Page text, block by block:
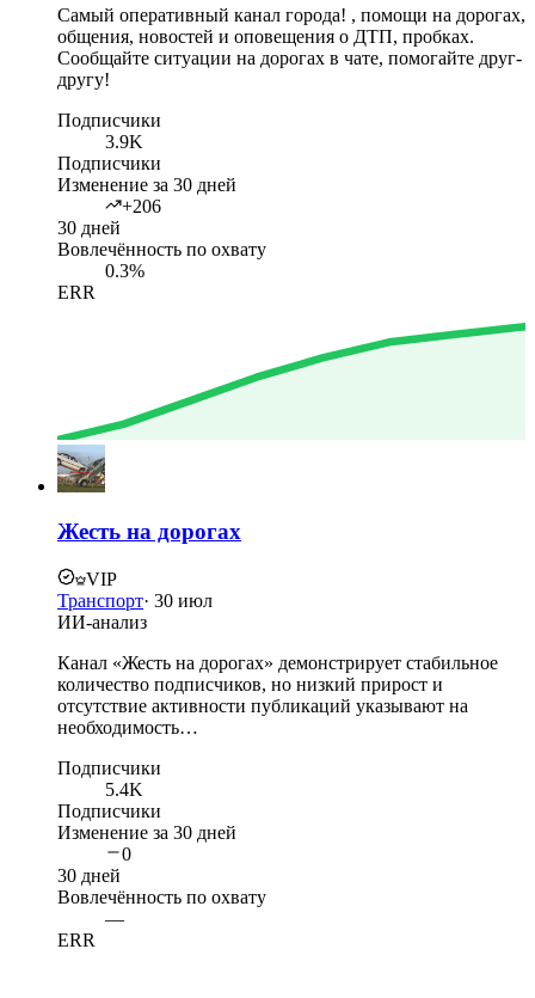
Самый оперативный канал города! , помощи на дорогах,
общения, новостей и оповещения о ДТП, пробках.
Сообщайте ситуации на дорогах в чате, помогайте друг-
другу!
Подписчики
3.9K
Подписчики
Изменение за 30 дней
+206
30 дней
Вовлечённость по охвату
0.3%
ERR
Жесть на дорогах
VIP
Транспорт· 30 июл
ИИ-анализ
Канал «Жесть на дорогах» демонстрирует стабильное
количество подписчиков, но низкий прирост и
отсутствие активности публикаций указывают на
необходимость…
Подписчики
5.4K
Подписчики
Изменение за 30 дней
0
30 дней
Вовлечённость по охвату
—
ERR